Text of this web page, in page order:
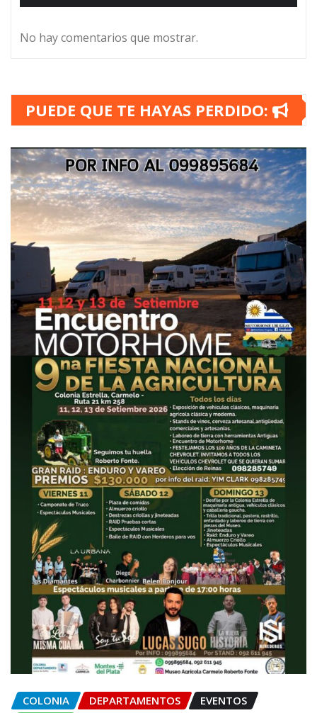
No hay comentarios que mostrar.
PUEDE QUE TE HAYAS PERDIDO:
COLONIA DEPARTAMENTOS
EVENTOS